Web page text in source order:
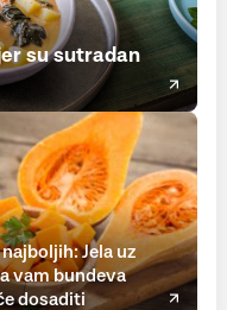
su sutradan
Jela uz
vam bundeva
dosaditi